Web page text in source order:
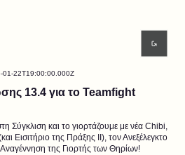
01-22T19:00:00.000Z
13.4 για το Teamfight
Σύγκλιση και το γιορτάζουμε με νέα Chibi,
Εισιτήριο της Πράξης II), τον Ανεξέλεγκτο
Αναγέννηση της Γιορτής των Θηρίων!